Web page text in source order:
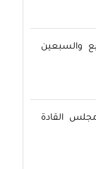
والسبعين
القادة